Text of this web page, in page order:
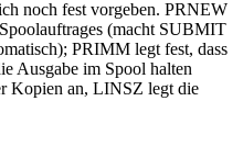
noch fest vorgeben. PRNEW
(macht SUBMIT
PRIMM legt fest, dass
Ausgabe im Spool halten
Kopien an, LINSZ legt die